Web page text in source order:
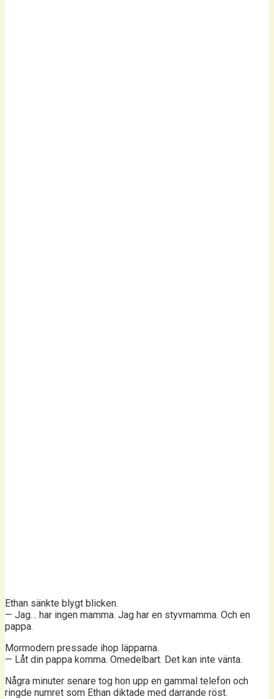
Ethan sänkte blygt blicken.
— Jag… har ingen mamma. Jag har en styvmamma. Och en
pappa.
Mormodern pressade ihop läpparna.
— Låt din pappa komma. Omedelbart. Det kan inte vänta.
Några minuter senare tog hon upp en gammal telefon och
ringde numret som Ethan diktade med darrande röst.